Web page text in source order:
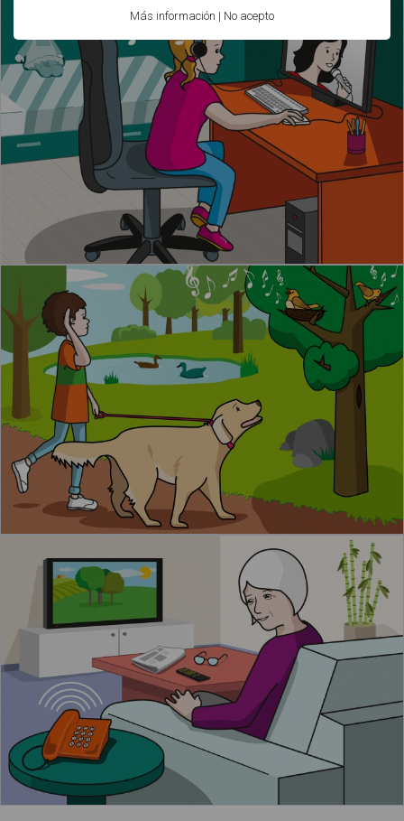
Más información | No acepto